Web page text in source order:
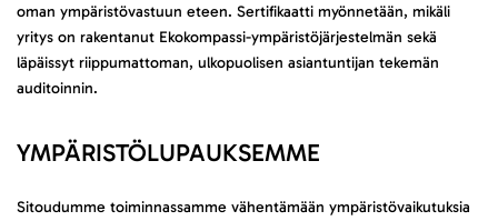
oman ympäristövastuun eteen. Sertifikaatti myönnetään, mikäli
yritys on rakentanut Ekokompassi-ympäristöjärjestelmän sekä
läpäissyt riippumattoman, ulkopuolisen asiantuntijan tekemän
auditoinnin.
YMPÄRISTÖLUPAUKSEMME
Sitoudumme toiminnassamme vähentämään ympäristövaikutuksia